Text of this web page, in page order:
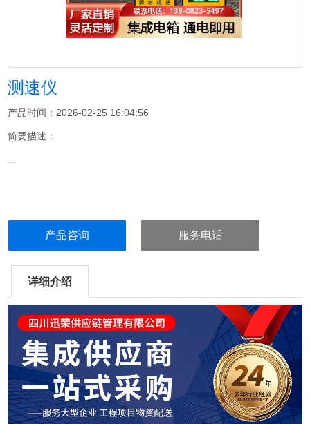
测速仪
产品时间：2026-02-25 16:04:56
简要描述：
...
产品咨询 服务电话
详细介绍